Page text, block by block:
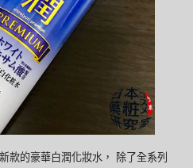
款的豪華白潤化妝水， 除了全系列